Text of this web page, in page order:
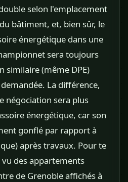
selon l'emplacement
bâtiment, et, bien sûr, le
énergétique dans une
sera toujours
similaire (même DPE)
La différence,
négociation sera plus
énergétique, car son
gonflé par rapport à
après travaux. Pour te
des appartements
de Grenoble affichés à